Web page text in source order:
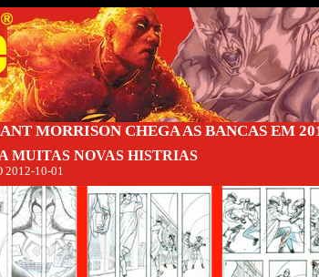
MORRISON CHEGA AS BANCAS EM
MUITAS NOVAS HISTRIAS
2012-10-01